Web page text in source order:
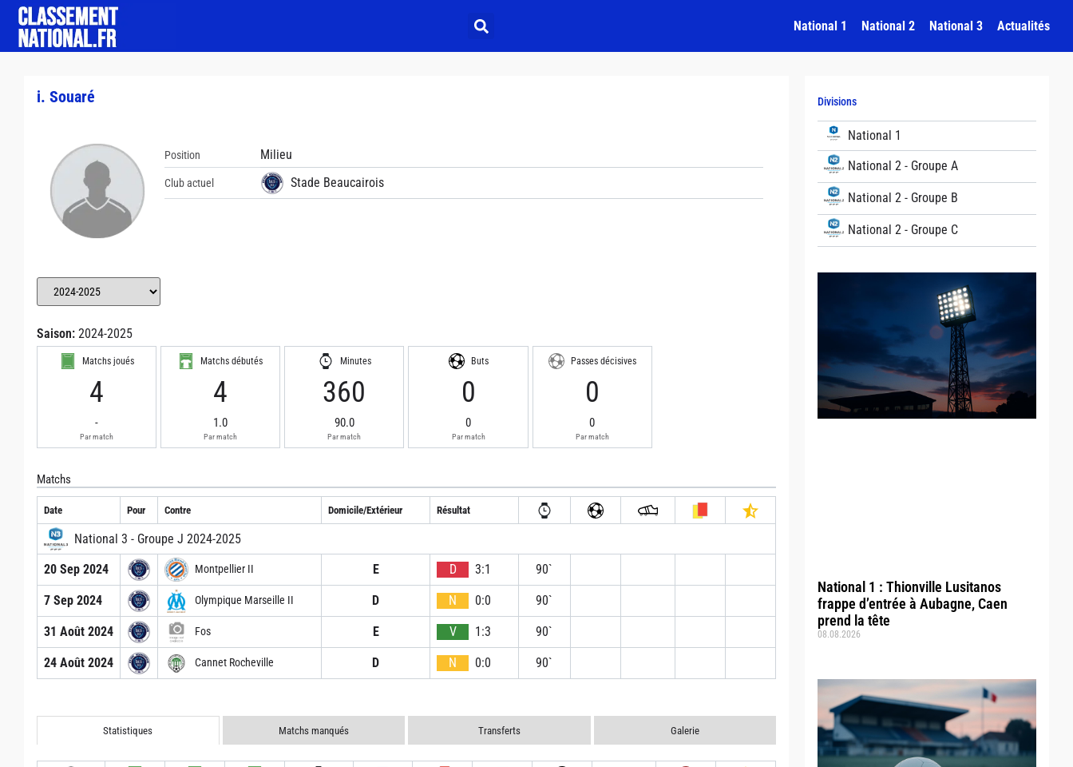
National 1 National 2 National 3 Actualités
Divisions
National 1
National 2 - Groupe A
National 2 - Groupe B
National 2 - Groupe C
National 1 : Thionville Lusitanos
frappe d’entrée à Aubagne, Caen
prend la tête
08.08.2026
i. Souaré
Position Milieu
Club actuel Stade Beaucairois
Saison: 2024-2025
Matchs joués
4
-
Par match
Matchs débutés
4
1.0
Par match
Minutes
360
90.0
Par match
Buts
0
0
Par match
Passes décisives
0
0
Par match
Matchs
Date Pour Contre Domicile/Extérieur Résultat
National 3 - Groupe J 2024-2025
20 Sep 2024
Montpellier II E D 3:1 90`
7 Sep 2024 Olympique Marseille II D N 0:0 90`
31 Août 2024 Fos E V 1:3 90`
24 Août 2024 Cannet Rocheville D N 0:0 90`
Statistiques Matchs manqués Transferts Galerie